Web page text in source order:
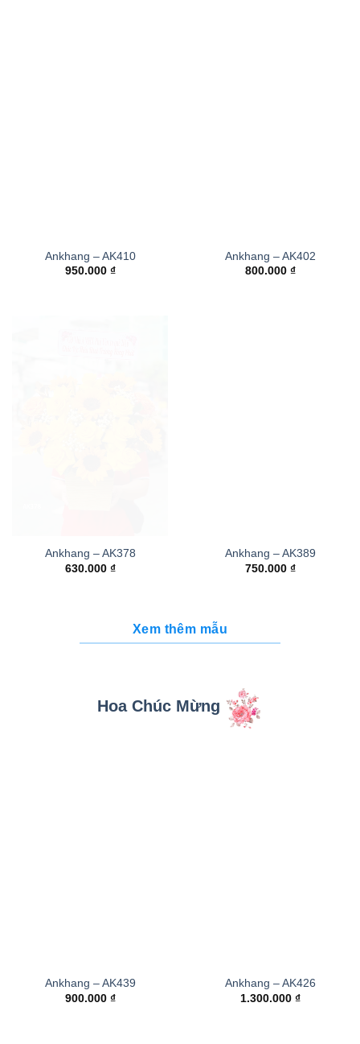
Ankhang – AK410
950.000 ₫
Ankhang – AK402
800.000 ₫
Ankhang – AK378
630.000 ₫
Ankhang – AK389
750.000 ₫
Xem thêm mẫu
Hoa Chúc Mừng
Ankhang – AK439
900.000 ₫
Ankhang – AK426
1.300.000 ₫